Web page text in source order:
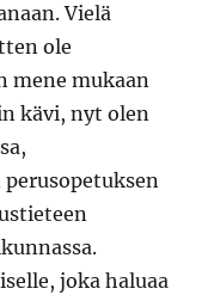
Vielä
ole
mene mukaan
kävi, nyt olen
joka haluaa